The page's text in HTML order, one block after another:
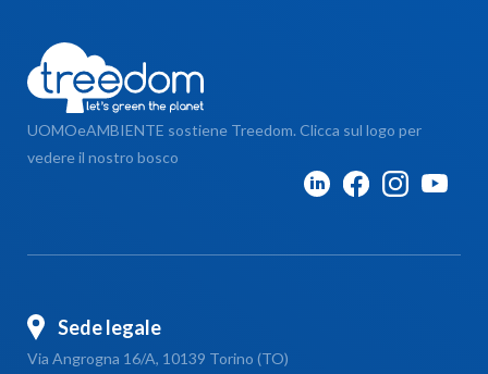
UOMOeAMBIENTE sostiene Treedom. Clicca sul logo per
vedere il nostro bosco
Sede legale
Via Angrogna 16/A, 10139 Torino (TO)